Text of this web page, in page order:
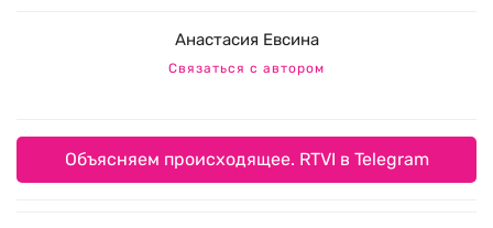
Анастасия Евсина
Связаться с автором
Объясняем происходящее. RTVI в Telegram